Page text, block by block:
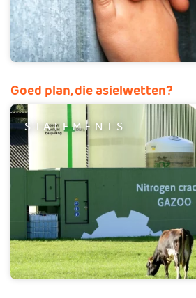
Goed plan, die asielwetten?
STATEMENTS